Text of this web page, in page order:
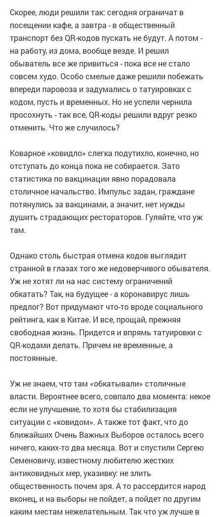
Скорее, люди решили так: сегодня ограничат в
посещении кафе, а завтра - в общественный
транспорт без QR-кодов пускать не будут. А потом -
на работу, из дома, вообще везде. И решил
обыватель все же привиться - пока все не стало
совсем худо. Особо смелые даже решили побежать
впереди паровоза и задумались о татуировках с
кодом, пусть и временных. Но не успели чернила
просохнуть - так все, QR-коды решили вдруг резко
отменить. Что же случилось?
Коварное «ковидло» слегка подутихло, конечно, но
отступать до конца пока не собирается. Зато
статистика по вакцинации явно порадовала
столичное начальство. Импульс задан, граждане
потянулись за вакцинами, а значит, нет нужды
душить страдающих рестораторов. Гуляйте, что уж
там.
Однако столь быстрая отмена кодов выглядит
странной в глазах того же недоверчивого обывателя.
Уж не хотят ли на нас систему ограничений
обкатать? Так, на будущее - а коронавирус лишь
предлог? Вот придумают что-то вроде социального
рейтинга, как в Китае. И все, прощай, прежняя
свободная жизнь. Придется и впрямь татуировки с
QR-кодами делать. Причем не временные, а
постоянные.
Уж не знаем, что там «обкатывали» столичные
власти. Вероятнее всего, совпало два момента: некое
если не улучшение, то хотя бы стабилизация
ситуации с «ковидом». А также тот факт, что до
ближайших Очень Важных Выборов осталось всего
ничего, каких-то два месяца. Вот и спустили Сергею
Семеновичу, известному любителю жестких
антиковидных мер, указивку: не злить
общественность почем зря. А то рассердится народ
вконец, и на выборы не пойдет, а пойдет по другим
каким местам нежелательным. Так что уж лучше в